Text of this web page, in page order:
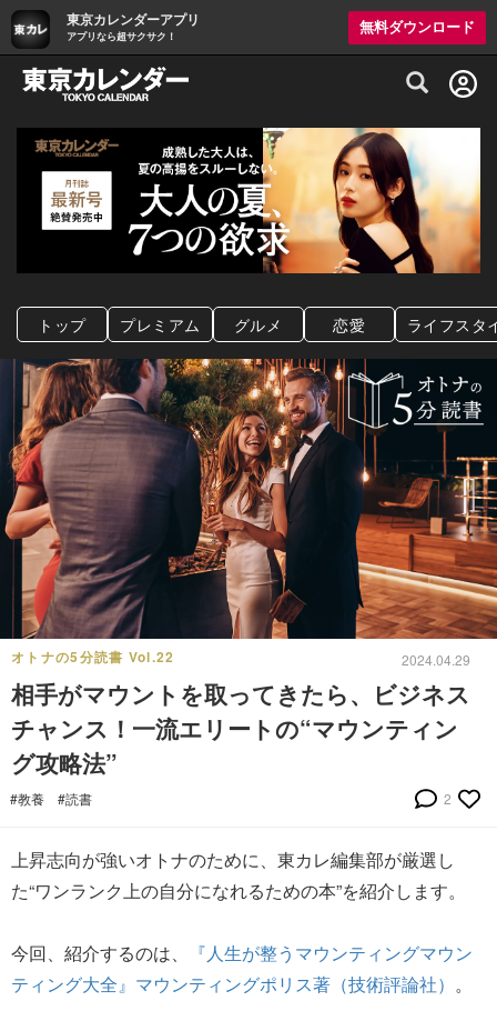
東京カレンダーアプリ
アプリなら超サクサク！
無料ダウンロード
グルメ情報・プレミアムレストラン予約
トップ プレミアム グルメ 恋愛 ライフスタ
オトナの5分読書 Vol.22 2024.04.29
相手がマウントを取ってきたら、ビジネス
チャンス！一流エリートの“マウンティン
グ攻略法”
#教養 #読書 2
上昇志向が強いオトナのために、東カレ編集部が厳選し
た“ワンランク上の自分になれるための本”を紹介します。
今回、紹介するのは、
『人生が整うマウンティングマウン
ティング大全』マウンティングポリス著（技術評論社） 。